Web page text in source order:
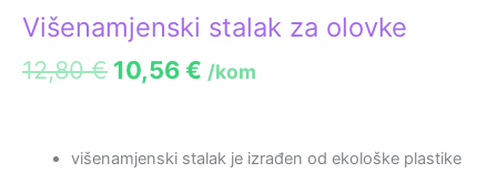
Višenamjenski stalak za olovke
12,80€ 10,56€ /kom
višenamjenski stalak je izrađen od ekološke plastike